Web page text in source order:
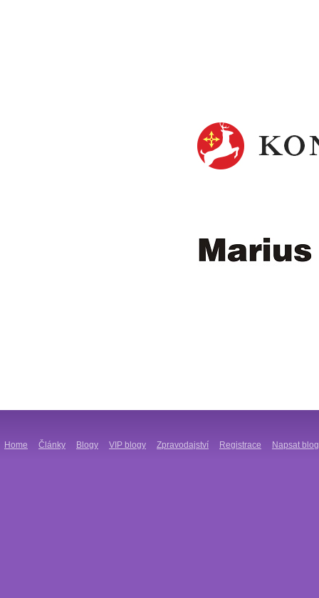
Home Články Blogy VIP blogy Zpravodajství Registrace Napsat blog